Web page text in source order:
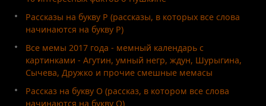
Рассказы на букву Р (рассказы, в которых все слова
начинаются на букву Р)
Все мемы 2017 года - мемный календарь с
картинками - Агутин, умный негр, ждун, Шурыгина,
Сычева, Дружко и прочие смешные мемасы
Рассказ на букву О (рассказ, в котором все слова
начинаются на букву О)